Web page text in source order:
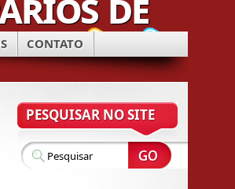
CONTATO
PESQUISAR NO SITE